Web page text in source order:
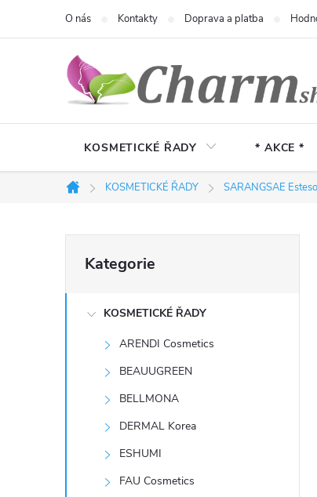
O nás Kontakty Doprava a platba
KOSMETICKÉ ŘADY * AKCE *
Domů
KOSMETICKÉ ŘADY SARANGSAE
o
kategorie
Kategorie
KOSMETICKÉ ŘADY
ARENDI Cosmetics
BEAUUGREEN
BELLMONA
DERMAL Korea
ESHUMI
FAU Cosmetics